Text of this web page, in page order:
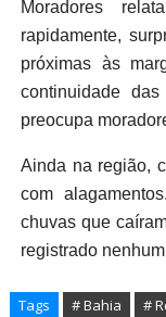
Moradores
rapidamente,
próximas às
continuidade
preocupa
Ainda na região,
com
chuvas que
registrado
Tags # Bahia #